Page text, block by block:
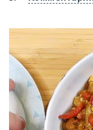
Веганское карри